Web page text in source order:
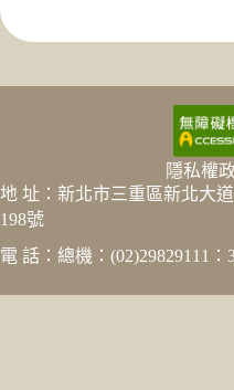
隱私權
地 址：新北市三重區新北大
198號
電 話：總機：